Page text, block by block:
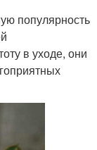
популярность
в уходе, они